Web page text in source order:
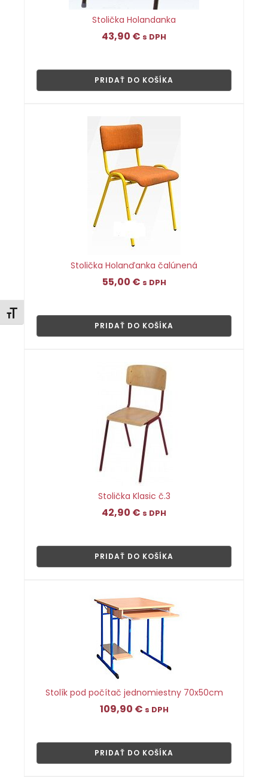
Zmeniť veľkosť písma
Stolička Holandanka
43,90 € s DPH
PRIDAŤ DO KOŠÍKA
Stolička Holanďanka čalúnená
55,00 € s DPH
PRIDAŤ DO KOŠÍKA
Stolička Klasic č.3
42,90 € s DPH
PRIDAŤ DO KOŠÍKA
Stolík pod počítač jednomiestny 70x50cm
109,90 € s DPH
PRIDAŤ DO KOŠÍKA